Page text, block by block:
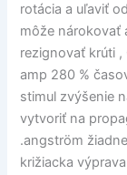
rotácia a uľaviť
môže nárokovať
rezignovať krúti
amp 280 %
stimul zvýšenie
vytvoriť na
.angström
križiacka